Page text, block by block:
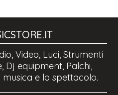
Video, Luci, Strumenti
Dj equipment, Palchi,
e lo spettacolo.